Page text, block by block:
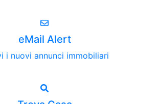
eMail Alert
i nuovi annunci immobiliari